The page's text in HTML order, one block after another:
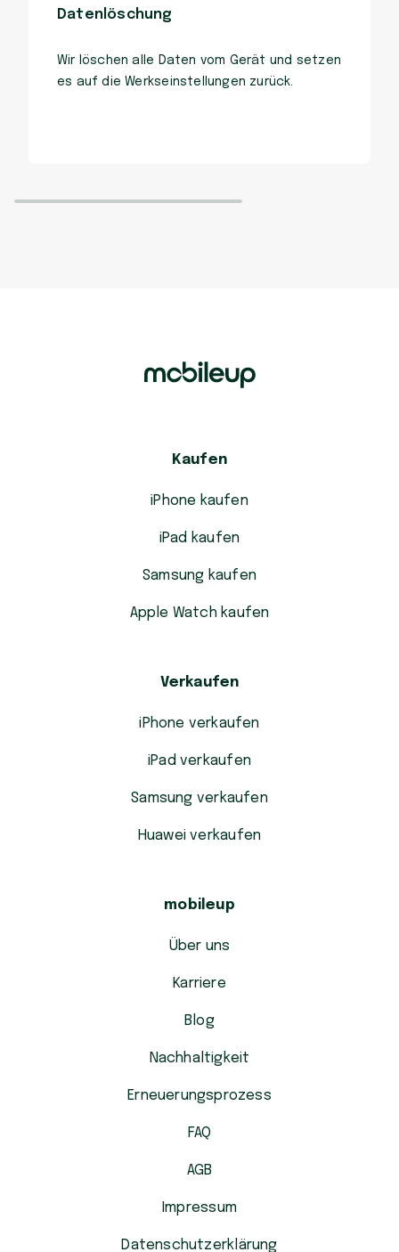
Datenlöschung
Wir löschen alle Daten vom Gerät und setzen
es auf die Werkseinstellungen zurück.
Kaufen
iPhone kaufen
iPad kaufen
Samsung kaufen
Apple Watch kaufen
Verkaufen
iPhone verkaufen
iPad verkaufen
Samsung verkaufen
Huawei verkaufen
mobileup
Über uns
Karriere
Blog
Nachhaltigkeit
Erneuerungsprozess
FAQ
AGB
Impressum
Datenschutzerklärung